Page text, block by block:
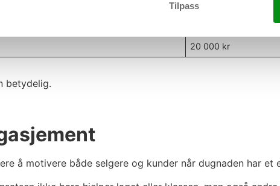
Tilpass1 000 kr
20 000 kr
betydelig.
å motivere både selgere og kunder når dugnaden har et